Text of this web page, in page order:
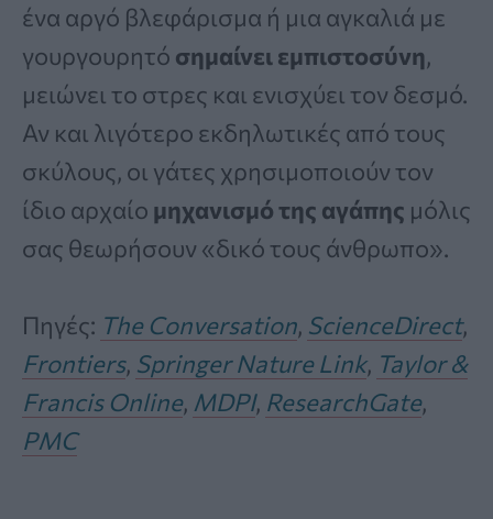
ένα αργό βλεφάρισμα ή μια αγκαλιά με
γουργουρητό σημαίνει εμπιστοσύνη,
μειώνει το στρες και ενισχύει τον δεσμό.
Αν και λιγότερο εκδηλωτικές από τους
σκύλους, οι γάτες χρησιμοποιούν τον
ίδιο αρχαίο μηχανισμό της αγάπης μόλις
σας θεωρήσουν «δικό τους άνθρωπο».
Πηγές: The Conversation, ScienceDirect,
Frontiers, Springer Nature Link, Taylor &
Francis Online, MDPI, ResearchGate,
PMC